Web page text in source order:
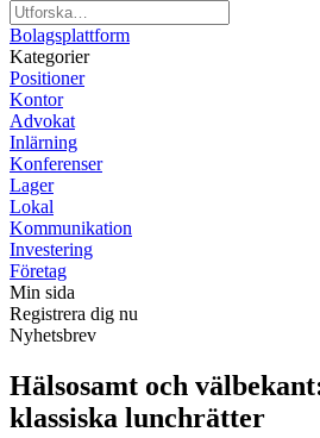
Bolagsplattform
Kategorier
Positioner
Kontor
Advokat
Inlärning
Konferenser
Lager
Lokal
Kommunikation
Investering
Företag
Min sida
Registrera dig nu
Nyhetsbrev
Hälsosamt och
klassiska lunchrätter